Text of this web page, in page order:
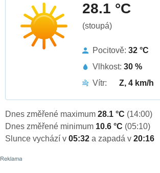
28.1 °C
(stoupá)
Pocitově: 32 °C
Vlhkost: 30 %
Vítr:
Z, 4 km/h
Dnes změřené maximum 28.1 °C (14:00)
Dnes změřené minimum 10.6 °C (05:10)
Slunce vychází v 05:32 a zapadá v 20:16